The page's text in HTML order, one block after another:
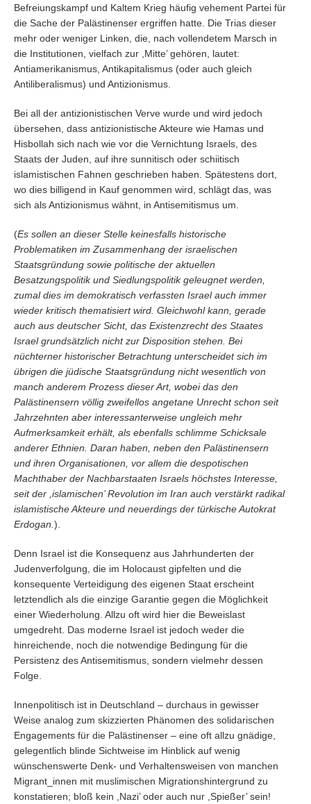
Befreiungskampf und Kaltem Krieg häufig vehement Partei für
die Sache der Palästinenser ergriffen hatte. Die Trias dieser
mehr oder weniger Linken, die, nach vollendetem Marsch in
die Institutionen, vielfach zur ,Mitte’ gehören, lautet:
Antiamerikanismus, Antikapitalismus (oder auch gleich
Antiliberalismus) und Antizionismus.
Bei all der antizionistischen Verve wurde und wird jedoch
übersehen, dass antizionistische Akteure wie Hamas und
Hisbollah sich nach wie vor die Vernichtung Israels, des
Staats der Juden, auf ihre sunnitisch oder schiitisch
islamistischen Fahnen geschrieben haben. Spätestens dort,
wo dies billigend in Kauf genommen wird, schlägt das, was
sich als Antizionismus wähnt, in Antisemitismus um.
(Es sollen an dieser Stelle keinesfalls historische
Problematiken im Zusammenhang der israelischen
Staatsgründung sowie politische der aktuellen
Besatzungspolitik und Siedlungspolitik geleugnet werden,
zumal dies im demokratisch verfassten Israel auch immer
wieder kritisch thematisiert wird. Gleichwohl kann, gerade
auch aus deutscher Sicht, das Existenzrecht des Staates
Israel grundsätzlich nicht zur Disposition stehen. Bei
nüchterner historischer Betrachtung unterscheidet sich im
übrigen die jüdische Staatsgründung nicht wesentlich von
manch anderem Prozess dieser Art, wobei das den
Palästinensern völlig zweifellos angetane Unrecht schon seit
Jahrzehnten aber interessanterweise ungleich mehr
Aufmerksamkeit erhält, als ebenfalls schlimme Schicksale
anderer Ethnien. Daran haben, neben den Palästinensern
und ihren Organisationen, vor allem die despotischen
Machthaber der Nachbarstaaten Israels höchstes Interesse,
seit der ,islamischen’ Revolution im Iran auch verstärkt radikal
islamistische Akteure und neuerdings der türkische Autokrat
Erdogan. ).
Denn Israel ist die Konsequenz aus Jahrhunderten der
Judenverfolgung, die im Holocaust gipfelten und die
konsequente Verteidigung des eigenen Staat erscheint
letztendlich als die einzige Garantie gegen die Möglichkeit
einer Wiederholung. Allzu oft wird hier die Beweislast
umgedreht. Das moderne Israel ist jedoch weder die
hinreichende, noch die notwendige Bedingung für die
Persistenz des Antisemitismus, sondern vielmehr dessen
Folge.
Innenpolitisch ist in Deutschland – durchaus in gewisser
Weise analog zum skizzierten Phänomen des solidarischen
Engagements für die Palästinenser – eine oft allzu gnädige,
gelegentlich blinde Sichtweise im Hinblick auf wenig
wünschenswerte Denk- und Verhaltensweisen von manchen
Migrant_innen mit muslimischen Migrationshintergrund zu
konstatieren; bloß kein ,Nazi’ oder auch nur ,Spießer’ sein!